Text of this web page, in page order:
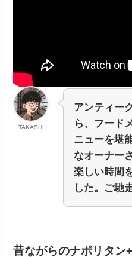
TAKASHI
アンティー
ら、フード
ニューを堪
なオーナー
楽しい時間
した。ご馳
昔ながらのナポリタン